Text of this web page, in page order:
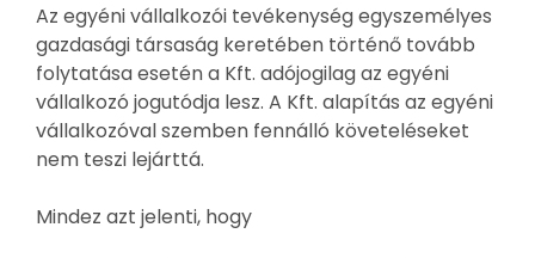
Az egyéni vállalkozói tevékenység egyszemélyes
gazdasági társaság keretében történő tovább
folytatása esetén a Kft. adójogilag az egyéni
vállalkozó jogutódja lesz. A Kft. alapítás az egyéni
vállalkozóval szemben fennálló követeléseket
nem teszi lejárttá.
Mindez azt jelenti, hogy